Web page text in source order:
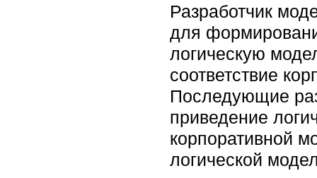
Разработчик
для
логическую
соответствие
Последующие
приведение
корпоративной
логической